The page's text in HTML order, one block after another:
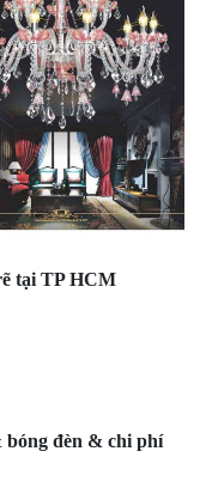
tại TP HCM
bóng đèn & chi phí